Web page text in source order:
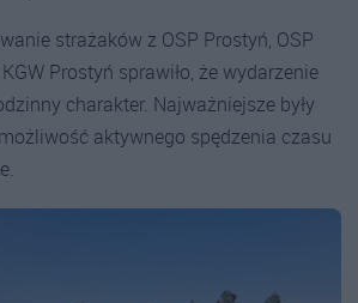
strażaków z OSP Prostyń, OSP
Prostyń sprawiło, że wydarzenie
charakter. Najważniejsze były
aktywnego spędzenia czasu